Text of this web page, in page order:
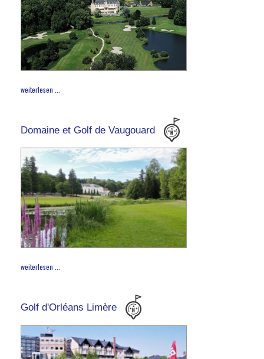
weiterlesen ...
Domaine et Golf de Vaugouard
weiterlesen ...
Golf d'Orléans Limère